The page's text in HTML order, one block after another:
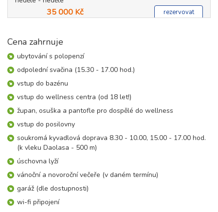
35 000 Kč rezervovat
neděle - neděle
28 200 Kč
17.01. - 24.01.27
neděle - neděle
31 700 Kč
24.01. - 31.01.27
neděle - neděle
8 dní (7 nocí)
31 700 Kč
31.01. - 07.02.27
neděle - neděle
35 200 Kč
únor 2027
07.02. - 14.02.27
Cena zahrnuje
ubytování s polopenzí
odpolední svačina (15.30 - 17.00 hod.)
vstup do bazénu
vstup do wellness centra (od 18 let!)
župan, osuška a pantofle pro dospělé do wellness
vstup do posilovny
soukromá kyvadlová doprava 8.30 - 10.00, 15.00 - 17.00 hod.
(k vleku Daolasa - 500 m)
úschovna lyží
vánoční a novoroční večeře (v daném termínu)
garáž (dle dostupnosti)
wi-fi připojení